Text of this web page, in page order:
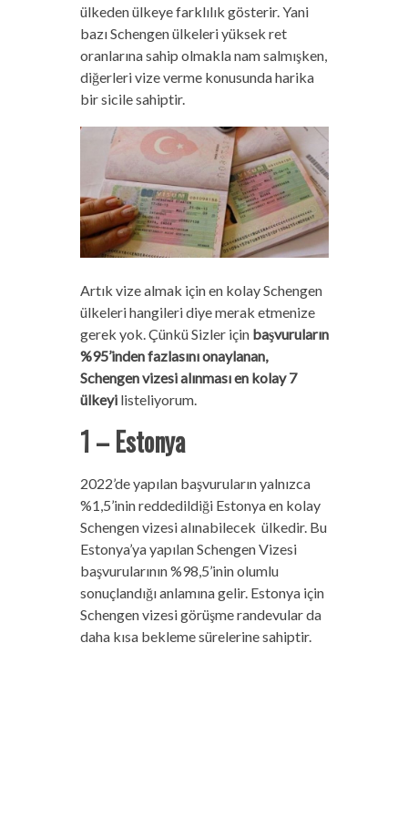
ülkeden ülkeye farklılık gösterir. Yani
bazı Schengen ülkeleri yüksek ret
oranlarına sahip olmakla nam salmışken,
diğerleri vize verme konusunda harika
bir sicile sahiptir.
Artık vize almak için en kolay Schengen
ülkeleri hangileri diye merak etmenize
gerek yok. Çünkü Sizler içinbaşvuruların
%95’inden fazlasını onaylanan,
Schengen vizesi alınması en kolay 7
ülkeyilisteliyorum.
1 – Estonya
2022’de yapılan başvuruların yalnızca
%1,5’inin reddedildiği Estonya en kolay
Schengen vizesi alınabilecek ülkedir. Bu
Estonya’ya yapılan Schengen Vizesi
başvurularının %98,5’inin olumlu
sonuçlandığı anlamına gelir. Estonya için
Schengen vizesi görüşme randevular da
daha kısa bekleme sürelerine sahiptir.